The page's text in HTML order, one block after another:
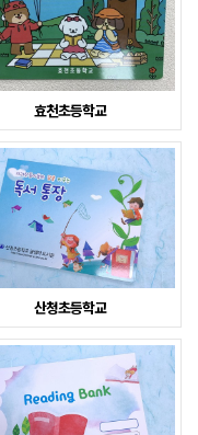
효천초등학교
산청초등학교